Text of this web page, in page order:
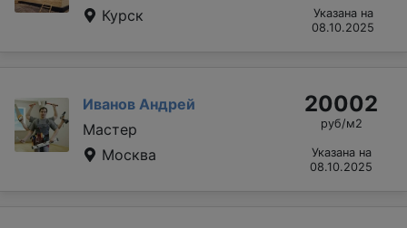
Курск
Указана на
08.10.2025
Иванов Андрей
Мастер
Москва
20002
руб/м2
Указана на
08.10.2025